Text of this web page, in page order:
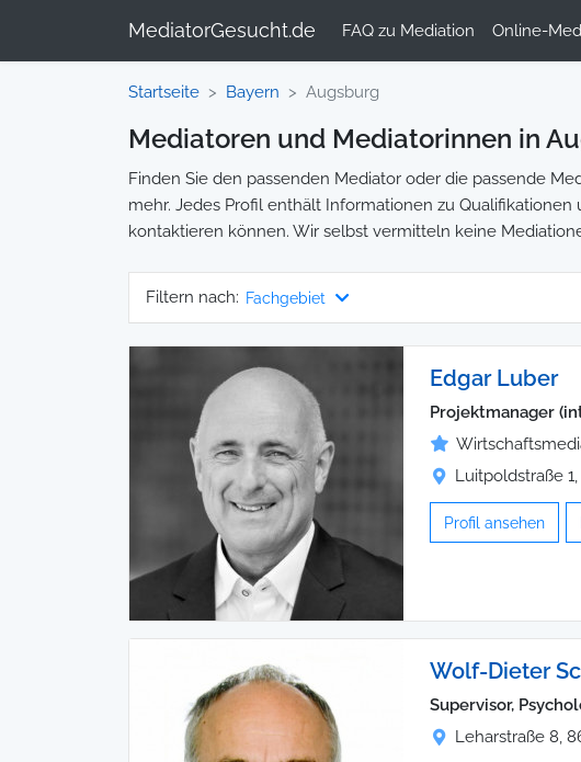
MediatorGesucht.de FAQ zu Mediation Online-
Startseite Bayern Augsburg
Mediatoren und Mediatorinnen in
Finden Sie den passenden Mediator oder die passende
mehr. Jedes Profil enthält Informationen zu
kontaktieren können. Wir selbst vermitteln keine
Filtern nach: Fachgebiet
Edgar Luber
Projektmanager
Luitpoldstraße
Profil ansehen
Wolf-Dieter
Supervisor,
Leharstraße 8,